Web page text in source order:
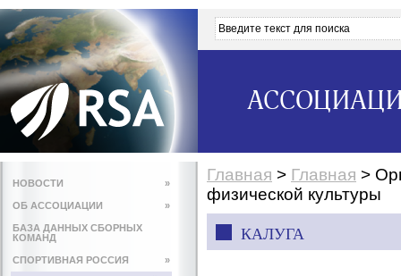
НОВОСТИ »
ОБ АССОЦИАЦИИ »
БАЗА ДАННЫХ СБОРНЫХ
КОМАНД
СПОРТИВНАЯ РОССИЯ »
Главная > Главная >
физической культуры
КАЛУГА